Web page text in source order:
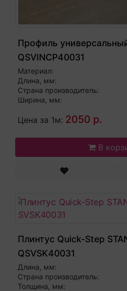
Профиль
QSVINCP40031
Материал:
Длина, мм:
Страна производитель:
Ширина, мм:
Цена за 1м: 2050 р.
В
Плинтус Quick-Step
QSVSK40031
Длина, мм:
Страна производитель:
Толщина, мм: